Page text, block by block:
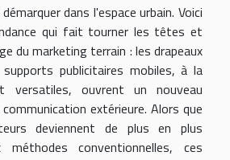
dans l'espace urbain. Voici
qui fait tourner les têtes et
du marketing terrain : les drapeaux
publicitaires mobiles, à la
versatiles, ouvrent un nouveau
extérieure. Alors que
deviennent de plus en plus
méthodes conventionnelles, ces